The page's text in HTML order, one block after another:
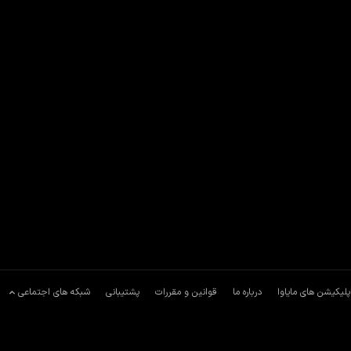
های مایاوا درباره ما قوانین و مقررات پشتیبانی شبکه های اجتماعی